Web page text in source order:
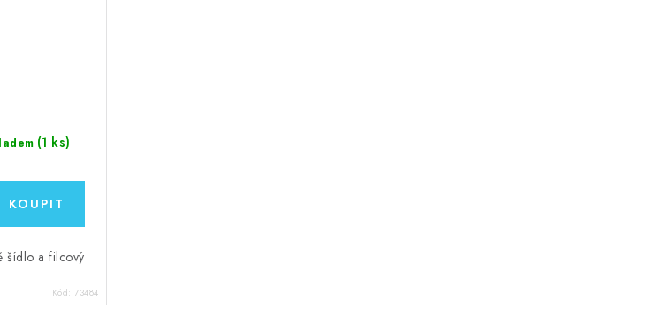
(1 ks)
šídlo a filcový
Kód:73484